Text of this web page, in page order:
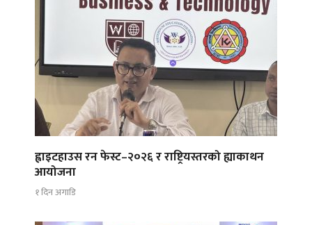
ह्वाइटहाउस रन फेस्ट–२०२६ र राष्ट्रियस्तरको ह्याकाथन
आयोजना
१ दिन अगाडि